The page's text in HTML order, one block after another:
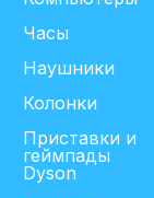
Часы
Наушники
Колонки
Приставки и
геймпады
Dyson